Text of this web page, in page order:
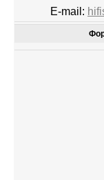
E-mail: